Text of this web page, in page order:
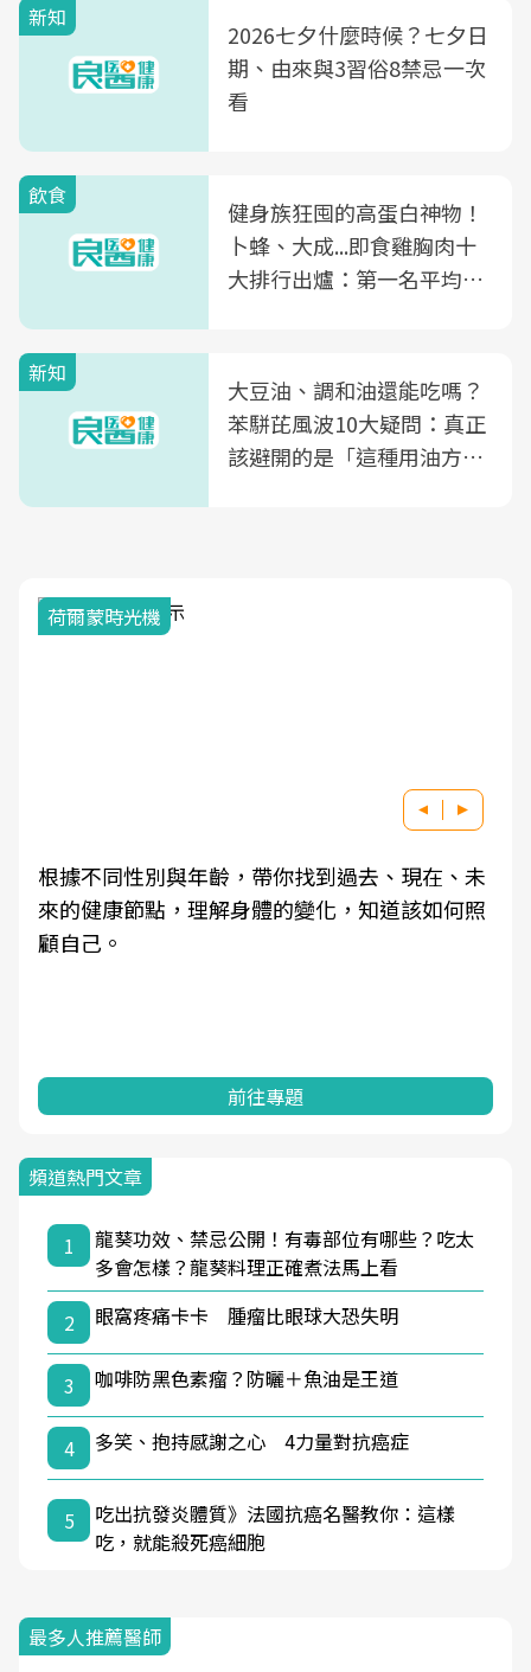
新知
2026七夕什麼時候？七夕日
期、由來與3習俗8禁忌一次
看
飲食
健身族狂囤的高蛋白神物！
卜蜂、大成...即食雞胸肉十
大排行出爐：第一名平均一
新知
大豆油、調和油還能吃嗎？
苯駢芘風波10大疑問：真正
該避開的是「這種用油方
荷爾蒙時光機
根據不同性別與年齡，帶你找到過去、現在、未
來的健康節點，理解身體的變化，知道該如何照
顧自己。
前往專題
頻道熱門文章
1
龍葵功效、禁忌公開！有毒部位有哪些？吃太
多會怎樣？龍葵料理正確煮法馬上看
2
眼窩疼痛卡卡 腫瘤比眼球大恐失明
3 咖啡防黑色素瘤？防曬＋魚油是王道
4 多笑、抱持感謝之心 4力量對抗癌症
5
吃出抗發炎體質》法國抗癌名醫教你：這樣
吃，就能殺死癌細胞
最多人推薦醫師